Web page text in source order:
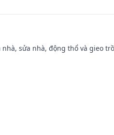
sửa nhà, động thổ và gieo